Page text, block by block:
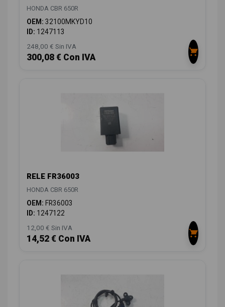
HONDA CBR 650R
OEM: 32100MKYD10
ID: 1247113
248,00 € Sin IVA
300,08 € Con IVA
RELE FR36003
HONDA CBR 650R
OEM: FR36003
ID: 1247122
12,00 € Sin IVA
14,52 € Con IVA